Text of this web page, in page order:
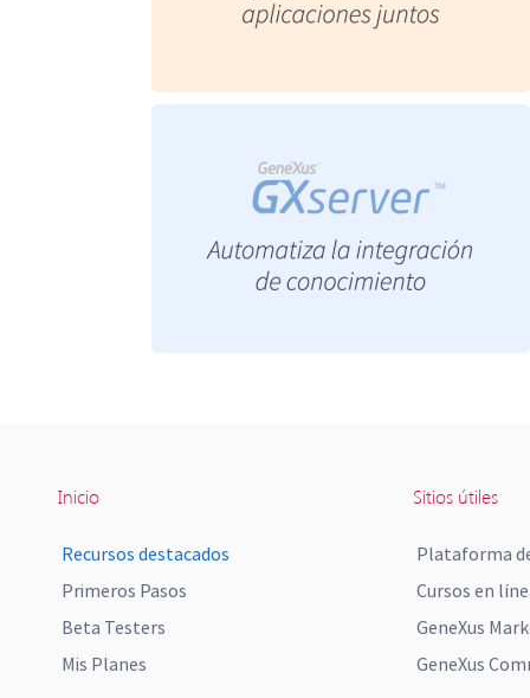
Inicio
Recursos destacados
Primeros Pasos
Beta Testers
Mis Planes
Sitios útiles
Plataforma
Cursos en
GeneXus
GeneXus